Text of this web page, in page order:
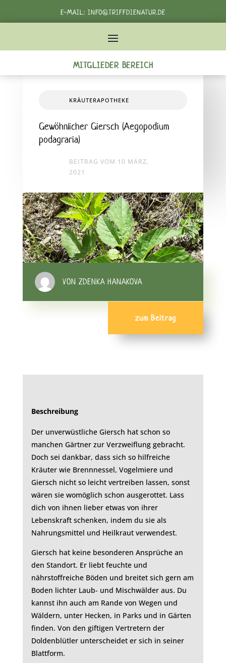
E-MAIL: INFO@TRIFFDIENATUR.DE
MITGLIEDER BEREICH
KRÄUTERAPOTHEKE
Gewöhnlicher Giersch (Aegopodium
podagraria)
BEITRAG VOM 10 MÄRZ,
2021
VON ZDENKA HANAKOVA
zum Beitrag
Beschreibung
Der unverwüstliche Giersch hat schon so
manchen Gärtner zur Verzweiflung gebracht.
Doch sei dankbar, dass sich so hilfreiche
Kräuter wie Brennnessel, Vogelmiere und
Giersch nicht so leicht vertreiben lassen, sonst
wären sie womöglich schon ausgerottet. Lass
dich von ihnen lieber etwas von ihrer
Lebenskraft schenken, indem du sie als
Nahrungsmittel und Heilkraut verwendest.
Giersch hat keine besonderen Ansprüche an
den Standort. Er liebt feuchte und
nährstoffreiche Böden und breitet sich gern am
Boden lichter Laub- und Mischwälder aus. Du
kannst ihn auch am Rande von Wegen und
Wäldern, unter Hecken, in Parks und in Gärten
finden. Von den giftigen Vertretern der
Doldenblütler unterscheidet er sich in seiner
Blattform.